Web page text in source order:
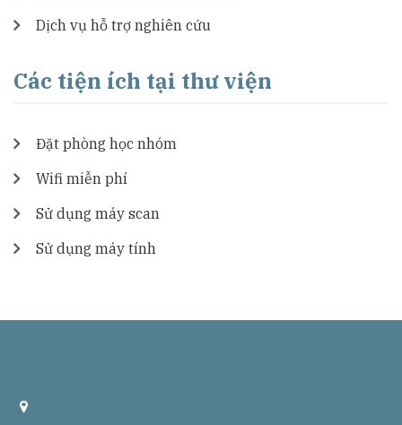
Dịch vụ hỗ trợ nghiên cứu
Các tiện ích tại thư viện
Đặt phòng học nhóm
Wifi miễn phí
Sử dụng máy scan
Sử dụng máy tính
a